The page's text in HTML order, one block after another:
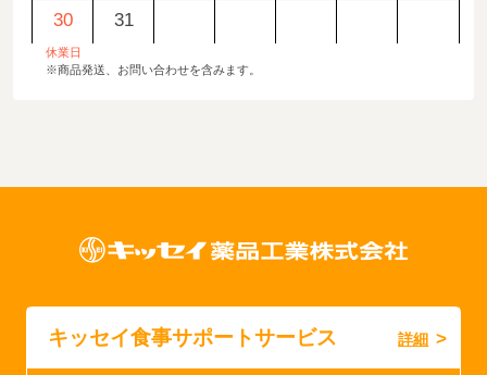
30 31
休業日
※商品発送、お問い合わせを含みます。
キッセイ食事サポートサービス 詳細